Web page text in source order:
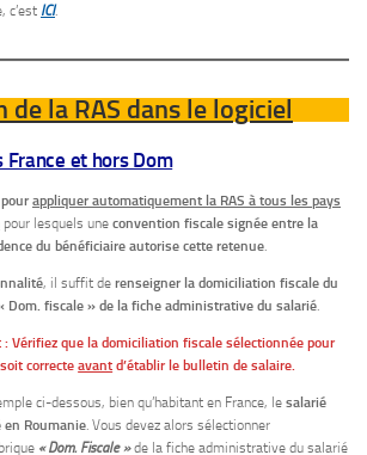
c’est ICI.
de la RAS dans le logiciel
et hors Dom
appliquer automatiquement la RAS à tous les pays
pour lesquels une convention fiscale signée entre la
du bénéficiaire autorise cette retenue
, il suffit de renseigner la domiciliation fiscale du
Dom. fiscale » de la fiche administrative du salarié
: Vérifiez que la domiciliation fiscale sélectionnée pour
correcteavant d’établir le bulletin de salaire.
ci-dessous, bien qu’habitant en France, lesalarié
Roumanie. Vous devez alors sélectionner
« Dom. Fiscale »de la fiche administrative du salarié